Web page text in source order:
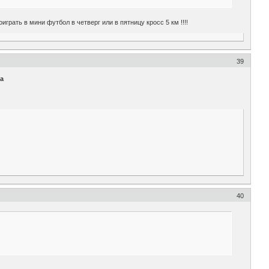
в мини футбол в четверг или в пятницу кросс 5 км !!!!
39
40